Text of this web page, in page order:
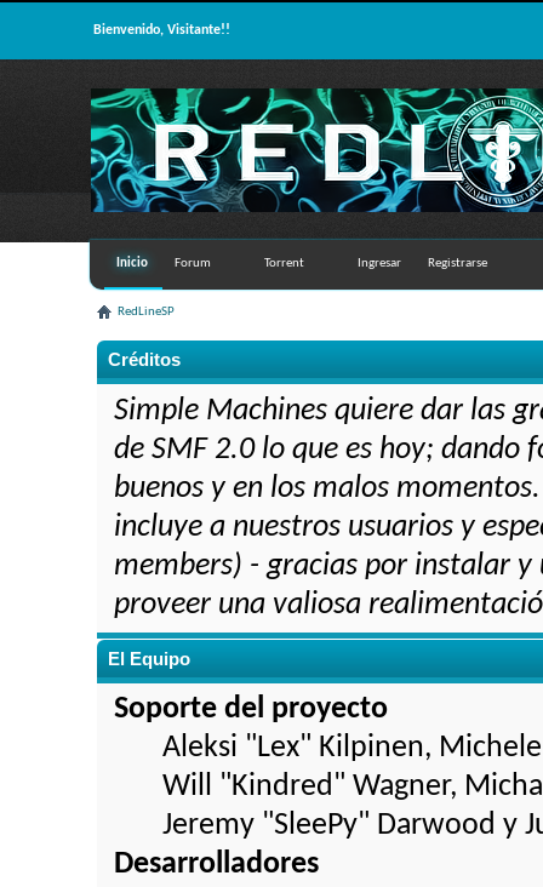
Bienvenido, Visitante!!
Inicio Forum Torrent Ingresar Registrarse
RedLineSP
Créditos
Simple Machines quiere dar las
de SMF 2.0 lo que es hoy;
buenos y en los malos
incluye a nuestros usuarios y
members) - gracias por instalar
proveer una valiosa
El Equipo
Soporte del proyecto
Aleksi "Lex" Kilpinen,
Will "Kindred" Wagner,
Jeremy "SleePy" Darwood y
Desarrolladores